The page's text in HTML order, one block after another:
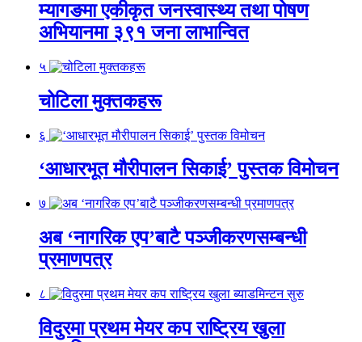
म्यागङमा एकीकृत जनस्वास्थ्य तथा पोषण
अभियानमा ३९१ जना लाभान्वित
५
चोटिला मुक्तकहरू
६
‘आधारभूत मौरीपालन सिकाई’ पुस्तक विमोचन
७
अब ‘नागरिक एप’बाटै पञ्जीकरणसम्बन्धी
प्रमाणपत्र
८
विदुरमा प्रथम मेयर कप राष्ट्रिय खुला